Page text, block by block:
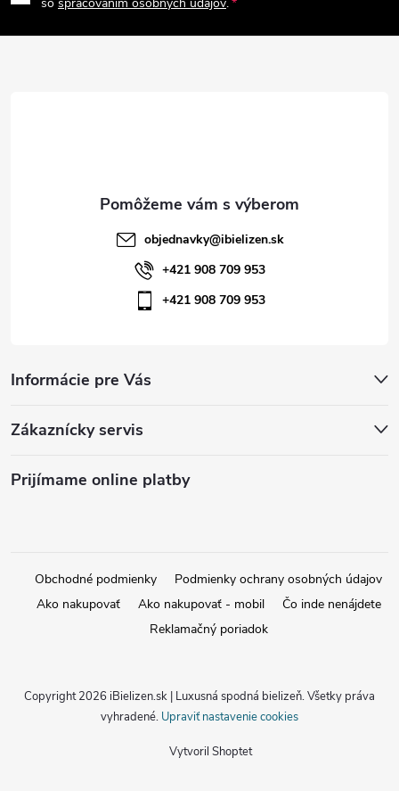
v
p
Informácie pre Vás
Zákaznícky servis
Prijímame online platby
objednavky@ibielizen.sk
+421 908 709 953
+421 908 709 953
Obchodné podmienky
Podmienky ochrany osobných údajov
Ako nakupovať
Ako nakupovať - mobil
Čo inde nenájdete
Reklamačný poriadok
Vytvoril Shoptet
Copyright 2026 iBielizen.sk | Luxusná spodná bielizeň. Všetky práva
vyhradené. Upraviť nastavenie cookies